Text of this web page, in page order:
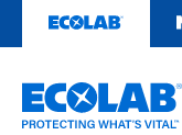
至